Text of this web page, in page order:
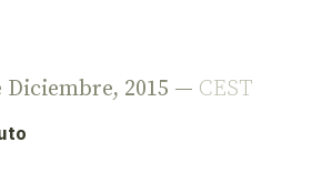
Diciembre, 2015 — CEST